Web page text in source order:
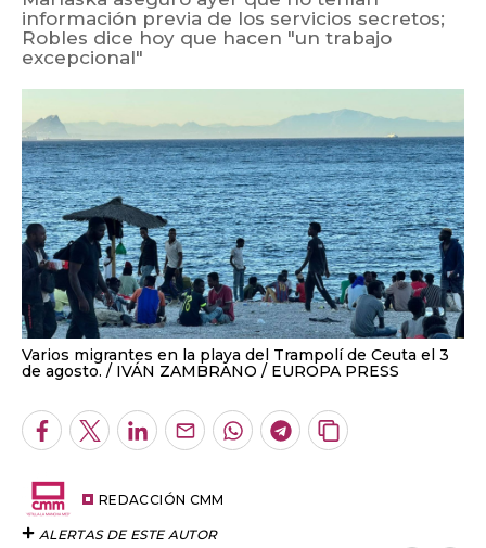
información previa de los servicios secretos;
Robles dice hoy que hacen "un trabajo
excepcional"
Varios migrantes en la playa del Trampolí de Ceuta el 3
de agosto.
IVÁN ZAMBRANO / EUROPA PRESS
Facebook
TwitterLinkedInEnviarWhatsapp
Telegram
Copiar
REDACCIÓN CMM
ALERTAS DE ESTE AUTOR